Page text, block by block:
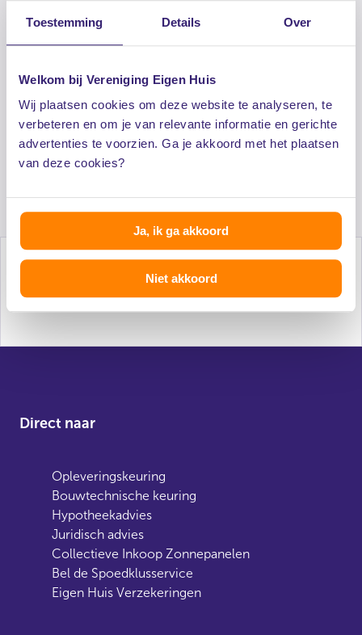
Toestemming Details Over
Welkom bij Vereniging Eigen Huis
Wij plaatsen cookies om deze website te analyseren, te
verbeteren en om je van relevante informatie en gerichte
advertenties te voorzien. Ga je akkoord met het plaatsen
van deze cookies?
Ja, ik ga akkoord
Niet akkoord
Toegang tot extra informatie zoals
Lagere woonlasten door collectieve inkoop
Exclusieve dienstverlening voor een aantrekkelijk
Direct naar
Opleveringskeuring
Bouwtechnische keuring
Hypotheekadvies
Juridisch advies
Collectieve Inkoop Zonnepanelen
Bel de Spoedklusservice
Eigen Huis Verzekeringen